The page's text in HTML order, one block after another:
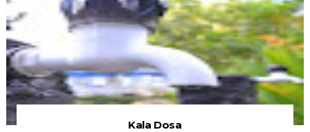
Kala Dosa